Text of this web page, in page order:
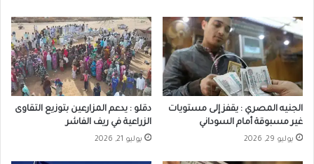
الجنيه المصري : يقفز إلى مستويات
غير مسبوقة أمام السوداني
يوليو 29, 2026
دقلو : يدعم المزارعين بتوزيع التقاوى
الزراعية في ريف الفاشر
يوليو 21, 2026